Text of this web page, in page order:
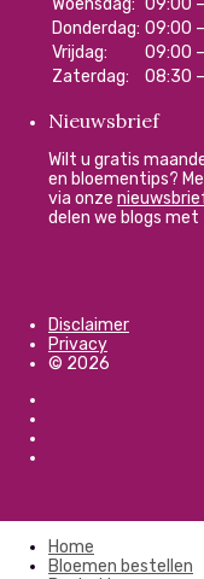
Donderdag: 09:00
Vrijdag:
09:00
Zaterdag:
08:30
Nieuwsbrief
Wilt u gratis
en bloementips?
via onze
delen we blogs met
Disclaimer
Privacy
© 2026
Home
Bloemen bestellen